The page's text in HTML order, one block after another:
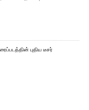
புதிய டீசர்